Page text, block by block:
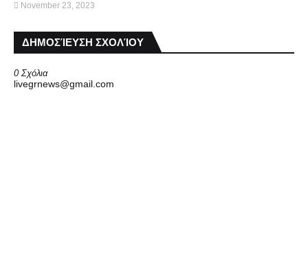
November 23, 2023
ΔΗΜΟΣΊΕΥΣΗ ΣΧΟΛΊΟΥ
0 Σχόλια
livegrnews@gmail.com